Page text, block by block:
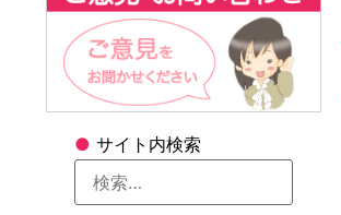
● サイト内検索